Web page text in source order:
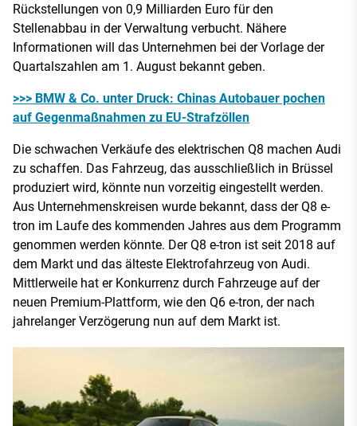
Rückstellungen von 0,9 Milliarden Euro für den
Stellenabbau in der Verwaltung verbucht. Nähere
Informationen will das Unternehmen bei der Vorlage der
Quartalszahlen am 1. August bekannt geben.
>>> BMW & Co. unter Druck: Chinas Autobauer pochen
auf Gegenmaßnahmen zu EU-Strafzöllen
Die schwachen Verkäufe des elektrischen Q8 machen Audi
zu schaffen. Das Fahrzeug, das ausschließlich in Brüssel
produziert wird, könnte nun vorzeitig eingestellt werden.
Aus Unternehmenskreisen wurde bekannt, dass der Q8 e-
tron im Laufe des kommenden Jahres aus dem Programm
genommen werden könnte. Der Q8 e-tron ist seit 2018 auf
dem Markt und das älteste Elektrofahrzeug von Audi.
Mittlerweile hat er Konkurrenz durch Fahrzeuge auf der
neuen Premium-Plattform, wie den Q6 e-tron, der nach
jahrelanger Verzögerung nun auf dem Markt ist.